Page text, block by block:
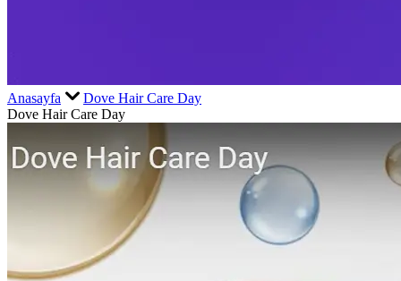
Anasayfa
Dove Hair Care Day
Dove Hair Care Day